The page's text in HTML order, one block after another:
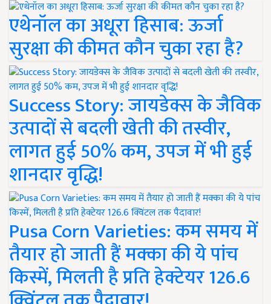
एथेनॉल का अधूरा हिसाब: ऊर्जा
सुरक्षा की कीमत कौन चुका रहा है?
Success Story: जायडेक्स के जैविक
उत्पादों से बदली खेती की तस्वीर,
लागत हुई 50% कम, उपज में भी हुई
शानदार वृद्धि!
Pusa Corn Varieties: कम समय में
तैयार हो जाती हैं मक्का की ये पांच
किस्में, मिलती है प्रति हेक्टेयर 126.6